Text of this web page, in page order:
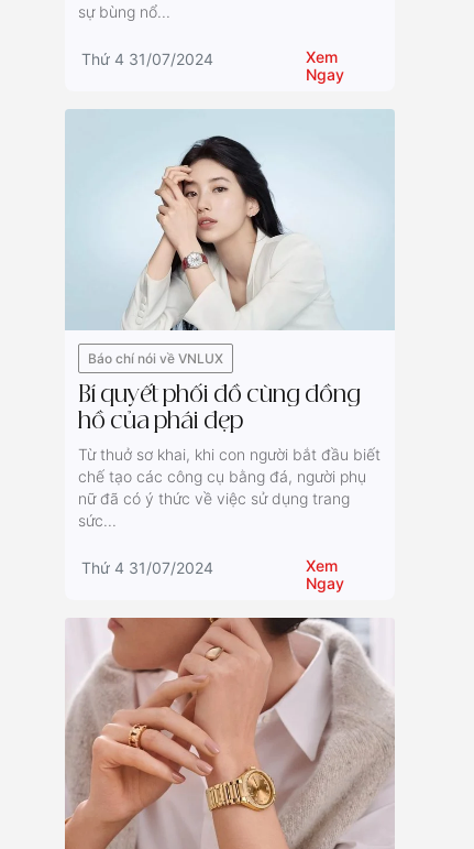
sự bùng nổ...
Thứ 4 31/07/2024
Xem
Ngay
Báo chí nói về VNLUX
Bí quyết phối đồ cùng đồng
hồ của phái đẹp
Từ thuở sơ khai, khi con người bắt đầu biết
chế tạo các công cụ bằng đá, người phụ
nữ đã có ý thức về việc sử dụng trang
sức...
Thứ 4 31/07/2024
Xem
Ngay